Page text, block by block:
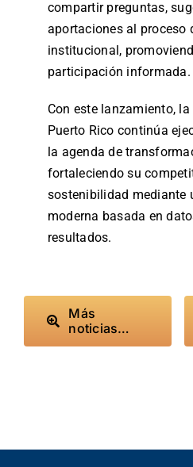
compartir preguntas,
aportaciones al proceso
institucional,
participación informada.
Con este lanzamiento,
Puerto Rico continúa
la agenda de
fortaleciendo su
sostenibilidad mediante
moderna basada en
resultados.
Más
noticias…